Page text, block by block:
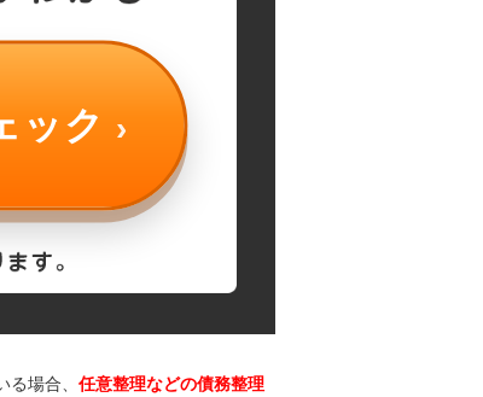
ック
場合、 任意整理などの債務整理